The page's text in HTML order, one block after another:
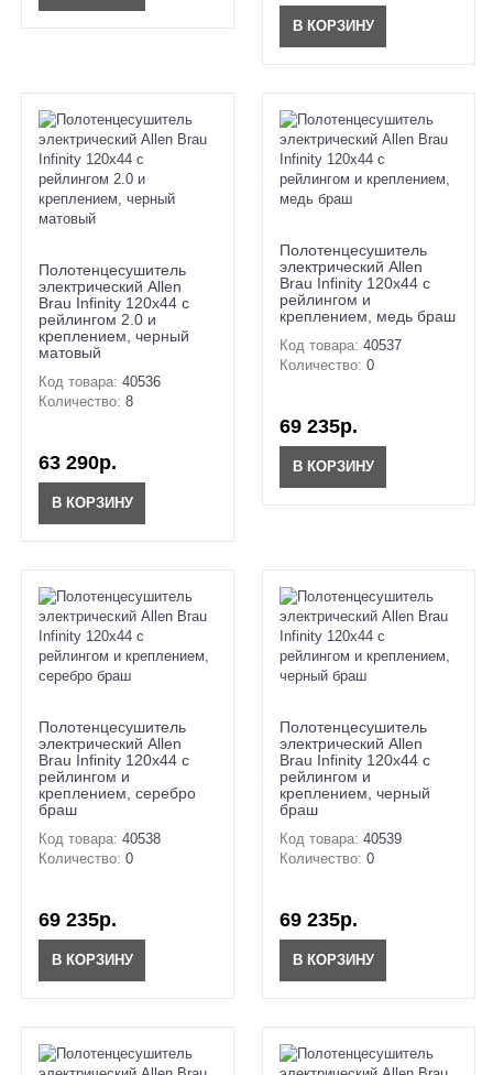
В КОРЗИНУ
Полотенцесушитель
электрический Allen
Brau Infinity 120x44 с
рейлингом 2.0 и
креплением, черный
матовый
Код товара: 40536
Количество: 8
63 290р.
В КОРЗИНУ
Полотенцесушитель
электрический Allen
Brau Infinity 120x44 с
рейлингом и
креплением, медь браш
Код товара: 40537
Количество: 0
69 235р.
В КОРЗИНУ
Полотенцесушитель
электрический Allen
Brau Infinity 120x44 с
рейлингом и
креплением, серебро
браш
Код товара: 40538
Количество: 0
69 235р.
В КОРЗИНУ
Полотенцесушитель
электрический Allen
Brau Infinity 120x44 с
рейлингом и
креплением, черный
браш
Код товара: 40539
Количество: 0
69 235р.
В КОРЗИНУ